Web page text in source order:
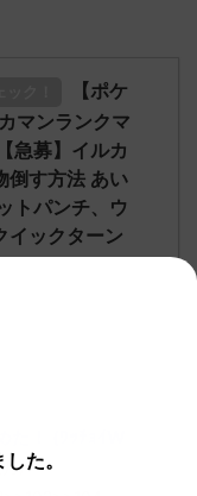
【ポケ
マンランクマ
急募】イルカ
倒す方法 あい
トパンチ、ウ
イックターン
る
)
た。